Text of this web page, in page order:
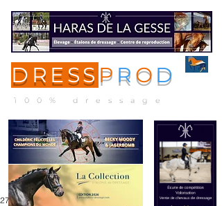
DRESS P R O D
100% dressage
27 mai 2022